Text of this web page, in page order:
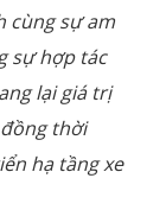
cùng sự am
sự hợp tác
lại giá trị
thời
hạ tầng xe